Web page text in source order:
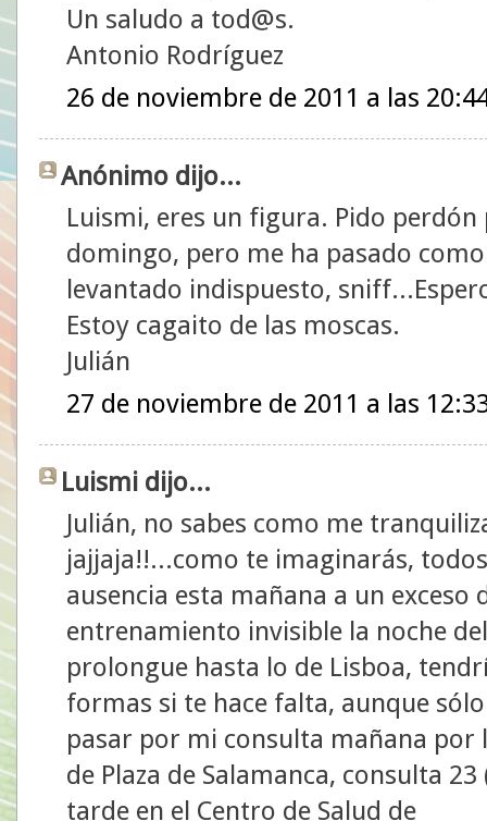
Un saludo a tod@s.
Antonio Rodríguez
26 de noviembre de 2011 a las
Anónimo dijo...
Luismi, eres un figura. Pido
domingo, pero me ha pasado
levantado indispuesto,
Estoy cagaito de las moscas.
Julián
27 de noviembre de 2011 a las
Luismi dijo...
Julián, no sabes como me
jajjaja!!...como te imaginarás,
ausencia esta mañana a un
entrenamiento invisible la noche
prolongue hasta lo de Lisboa,
formas si te hace falta, aunque
pasar por mi consulta mañana por
de Plaza de Salamanca, consulta
tarde en el Centro de Salud de